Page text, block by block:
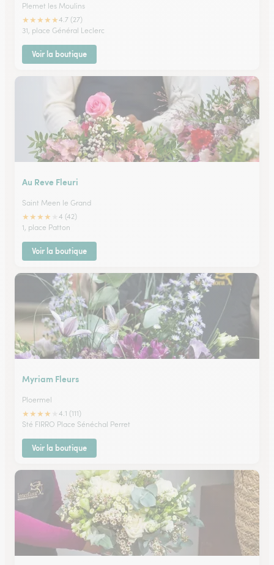
Plemet les Moulins
★★★★★4.7 (27)
31, place Général Leclerc
Voir la boutique
Au Reve Fleuri
Saint Meen le Grand
★★★★
4 (42)
1, place Patton
Voir la boutique
Myriam Fleurs
Ploermel
★★★★
4.1 (111)
Sté FIRRO Place Sénéchal Perret
Voir la boutique